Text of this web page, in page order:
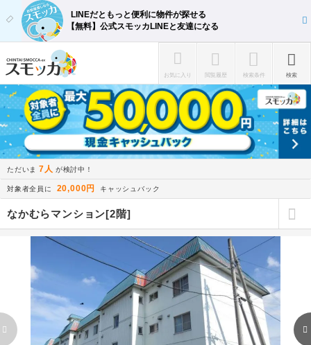
LINEだともっと便利に物件が探せる
【無料】公式スモッカLINEと友達になる
お気に入り 閲覧履歴 検索条件 検索
ただいま 7人 が検討中！
対象者全員に 20,000円 キャッシュバック
なかむらマンション[2階]